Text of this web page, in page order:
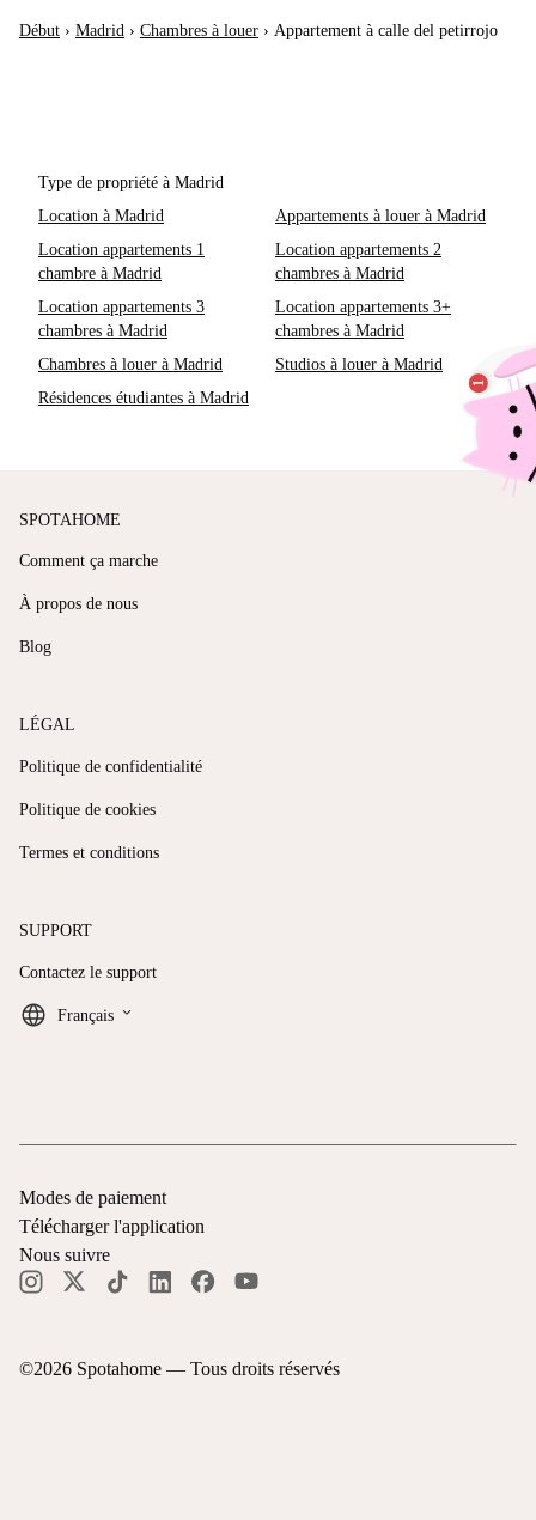
Début › Madrid › Chambres à louer › Appartement à calle del petirrojo
Type de propriété à Madrid
Location à Madrid
Appartements à louer à Madrid
Location appartements 1
chambre à Madrid
Location appartements 2
chambres à Madrid
Location appartements 3
chambres à Madrid
Location appartements 3+
chambres à Madrid
Chambres à louer à Madrid
Studios à louer à Madrid
Résidences étudiantes à Madrid
SPOTAHOME
Comment ça marche
À propos de nous
Blog
LÉGAL
Politique de confidentialité
Politique de cookies
Termes et conditions
SUPPORT
Contactez le support
Français keyboard_arrow_down
©2026 Spotahome — Tous droits réservés
Modes de paiement
Télécharger l'application
Nous suivre